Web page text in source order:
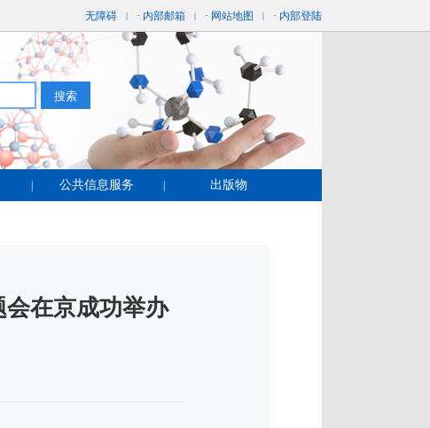
· 内部登陆
|
· 网站地图
|
· 内部邮箱
|
无障碍
公共信息服务 出版物
在京成功举办